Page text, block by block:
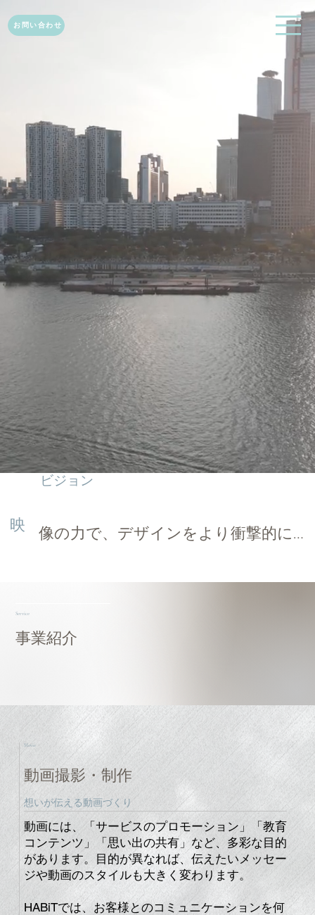
ビジョン
映 ​像の力で、デザインをより衝撃的に…
​Service
​事業紹介
​Movie
​動画撮影・制作
​想いが伝える動画づくり
動画には、「サービスのプロモーション」「教育
コンテンツ」「思い出の共有」など、多彩な目的
があります。目的が異なれば、伝えたいメッセー
ジや動画のスタイルも大きく変わります。
HABiTでは、お客様とのコミュニケーションを何
お問い合わせ